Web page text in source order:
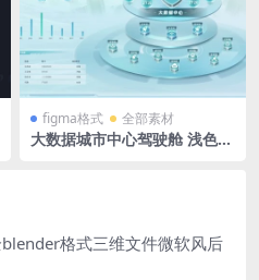
figma格式 全部素材
大数据城市中心驾驶舱 浅色
格式三维文件微软风后